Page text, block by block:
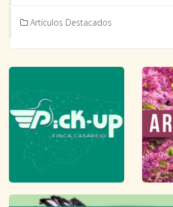
Artículos Destacados